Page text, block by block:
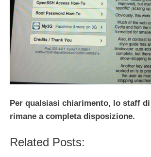
Per qualsiasi chiarimento, lo staff
rimane a completa disposizione.
Related Posts: